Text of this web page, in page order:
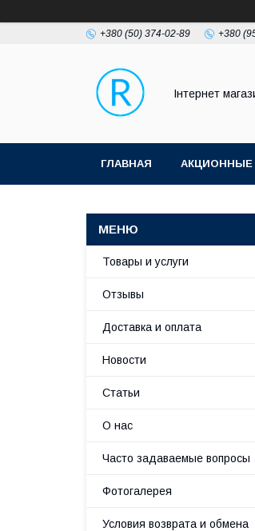
+380 (50) 374-02-89 +380
Інтернет
ГЛАВНАЯ
Товары и услуги
Отзывы
Доставка и оплата
Новости
Статьи
О нас
Часто задаваемые вопросы
Фотогалерея
Условия возврата и обмена